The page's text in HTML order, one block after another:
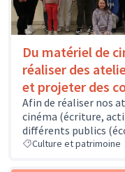
Du matériel de
réaliser des
et projeter des
Afin de réaliser nos
cinéma (écriture,
différents publics
Culture et patrimoine